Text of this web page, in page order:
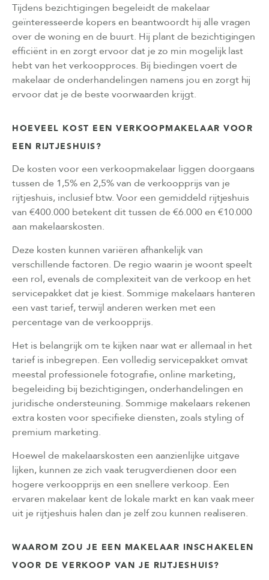
Tijdens bezichtigingen begeleidt de makelaar
geïnteresseerde kopers en beantwoordt hij alle vragen
over de woning en de buurt. Hij plant de bezichtigingen
efficiënt in en zorgt ervoor dat je zo min mogelijk last
hebt van het verkoopproces. Bij biedingen voert de
makelaar de onderhandelingen namens jou en zorgt hij
ervoor dat je de beste voorwaarden krijgt.
HOEVEEL KOST EEN VERKOOPMAKELAAR VOOR
EEN RIJTJESHUIS?
De kosten voor een verkoopmakelaar liggen doorgaans
tussen de 1,5% en 2,5% van de verkoopprijs van je
rijtjeshuis, inclusief btw. Voor een gemiddeld rijtjeshuis
van €400.000 betekent dit tussen de €6.000 en €10.000
aan makelaarskosten.
Deze kosten kunnen variëren afhankelijk van
verschillende factoren. De regio waarin je woont speelt
een rol, evenals de complexiteit van de verkoop en het
servicepakket dat je kiest. Sommige makelaars hanteren
een vast tarief, terwijl anderen werken met een
percentage van de verkoopprijs.
Het is belangrijk om te kijken naar wat er allemaal in het
tarief is inbegrepen. Een volledig servicepakket omvat
meestal professionele fotografie, online marketing,
begeleiding bij bezichtigingen, onderhandelingen en
juridische ondersteuning. Sommige makelaars rekenen
extra kosten voor specifieke diensten, zoals styling of
premium marketing.
Hoewel de makelaarskosten een aanzienlijke uitgave
lijken, kunnen ze zich vaak terugverdienen door een
hogere verkoopprijs en een snellere verkoop. Een
ervaren makelaar kent de lokale markt en kan vaak meer
uit je rijtjeshuis halen dan je zelf zou kunnen realiseren.
WAAROM ZOU JE EEN MAKELAAR INSCHAKELEN
VOOR DE VERKOOP VAN JE RIJTJESHUIS?